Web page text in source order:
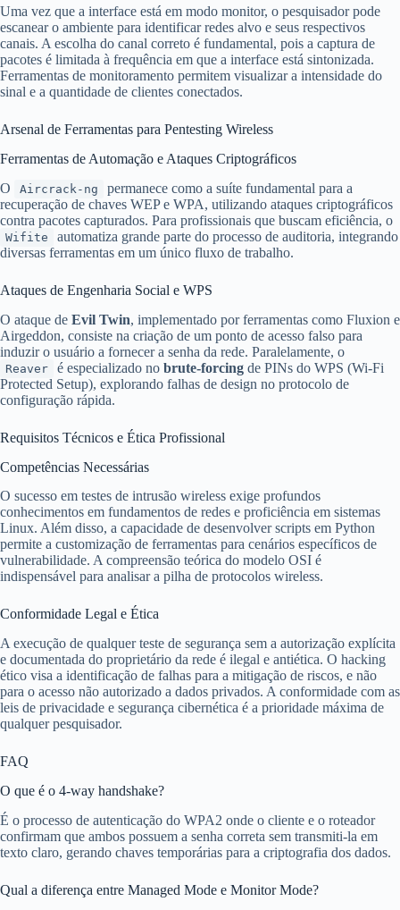
Uma vez que a interface está em modo monitor, o pesquisador pode
escanear o ambiente para identificar redes alvo e seus respectivos
canais. A escolha do canal correto é fundamental, pois a captura de
pacotes é limitada à frequência em que a interface está sintonizada.
Ferramentas de monitoramento permitem visualizar a intensidade do
sinal e a quantidade de clientes conectados.
Arsenal de Ferramentas para Pentesting Wireless
Ferramentas de Automação e Ataques Criptográficos
O
Aircrack-ng
permanece como a suíte fundamental para a
recuperação de chaves WEP e WPA, utilizando ataques criptográficos
contra pacotes capturados. Para profissionais que buscam eficiência, o
Wifite
automatiza grande parte do processo de auditoria, integrando
diversas ferramentas em um único fluxo de trabalho.
Ataques de Engenharia Social e WPS
O ataque de Evil Twin, implementado por ferramentas como Fluxion e
Airgeddon, consiste na criação de um ponto de acesso falso para
induzir o usuário a fornecer a senha da rede. Paralelamente, o
Reaver é especializado no brute-forcing de PINs do WPS (Wi-Fi
Protected Setup), explorando falhas de design no protocolo de
configuração rápida.
Requisitos Técnicos e Ética Profissional
Competências Necessárias
O sucesso em testes de intrusão wireless exige profundos
conhecimentos em fundamentos de redes e proficiência em sistemas
Linux. Além disso, a capacidade de desenvolver scripts em Python
permite a customização de ferramentas para cenários específicos de
vulnerabilidade. A compreensão teórica do modelo OSI é
indispensável para analisar a pilha de protocolos wireless.
Conformidade Legal e Ética
A execução de qualquer teste de segurança sem a autorização explícita
e documentada do proprietário da rede é ilegal e antiética. O hacking
ético visa a identificação de falhas para a mitigação de riscos, e não
para o acesso não autorizado a dados privados. A conformidade com as
leis de privacidade e segurança cibernética é a prioridade máxima de
qualquer pesquisador.
FAQ
O que é o 4-way handshake?
É o processo de autenticação do WPA2 onde o cliente e o roteador
confirmam que ambos possuem a senha correta sem transmiti-la em
texto claro, gerando chaves temporárias para a criptografia dos dados.
Qual a diferença entre Managed Mode e Monitor Mode?